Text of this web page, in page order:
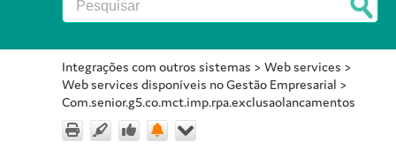
Integrações com outros sistemas > Web services >
Web services disponíveis no Gestão Empresarial >
Com.senior.g5.co.mct.imp.rpa.exclusaolancamentos